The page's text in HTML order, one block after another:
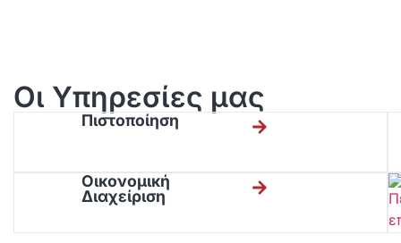
Οι Υπηρεσίες μας
Πιστοποίηση
Οικονομική
Διαχείριση